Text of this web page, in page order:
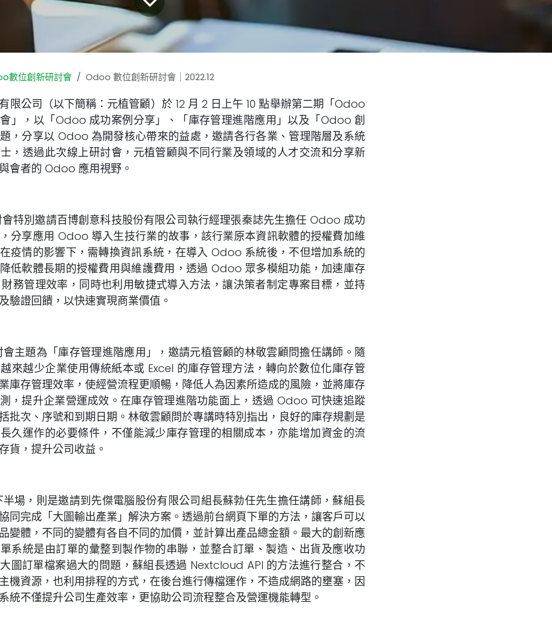
數位創新研討會 Odoo 數位創新研討會｜2022.12
限公司（以下簡稱：元植管顧）於 12 月 2 日上午 10 點舉辦第二期「Odoo
」，以「Odoo 成功案例分享」、「庫存管理進階應用」以及「Odoo 創
，分享以 Odoo 為開發核心帶來的益處，邀請各行各業、管理階層及系統
，透過此次線上研討會，元植管顧與不同行業及領域的人才交流和分享新
會者的 Odoo 應用視野。
別邀請百博創意科技股份有限公司執行經理張秦誌先生擔任 Odoo 成功
分享應用 Odoo 導入生技行業的故事，該行業原本資訊軟體的授權費加維
疫情的影響下，需轉換資訊系統，在導入 Odoo 系統後，不但增加系統的
低軟體長期的授權費用與維護費用，透過 Odoo 眾多模組功能，加速庫存
財務管理效率，同時也利用敏捷式導入方法，讓決策者制定專案目標，並持
驗證回饋，以快速實現商業價值。
題為「庫存管理進階應用」，邀請元植管顧的林敬雲顧問擔任講師。隨
來越少企業使用傳統紙本或 Excel 的庫存管理方法，轉向於數位化庫存管
庫存管理效率，使經營流程更順暢，降低人為因素所造成的風險，並將庫存
，提升企業營運成效。在庫存管理進階功能面上，透過 Odoo 可快速追蹤
批次、序號和到期日期。林敬雲顧問於專講時特別指出，良好的庫存規劃是
久運作的必要條件，不僅能減少庫存管理的相關成本，亦能增加資金的流
貨，提升公司收益。
，則是邀請到先傑電腦股份有限公司組長蘇勃任先生擔任講師，蘇組長
同完成「大圖輸出產業」解決方案。透過前台網頁下單的方法，讓客戶可以
變體，不同的變體有各自不同的加價，並計算出產品總金額。最大的創新應
系統是由訂單的彙整到製作物的串聯，並整合訂單、製造、出貨及應收功
圖訂單檔案過大的問題，蘇組長透過 Nextcloud API 的方法進行整合，不
機資源，也利用排程的方式，在後台進行傳檔運作，不造成網路的壅塞，因
統不僅提升公司生產效率，更協助公司流程整合及營運機能轉型。